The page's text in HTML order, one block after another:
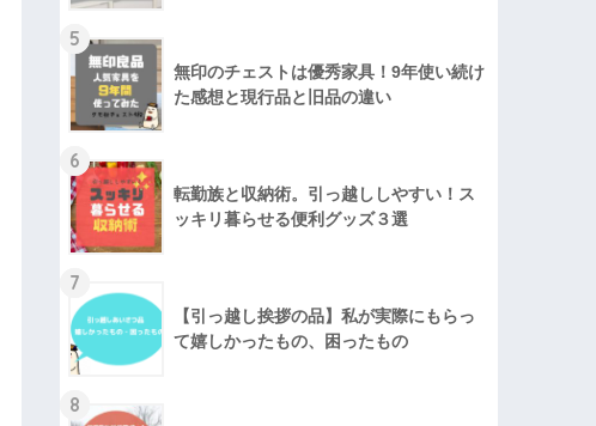
5
無印のチェストは優秀家具！9年使い続け
た感想と現行品と旧品の違い
6
転勤族と収納術。引っ越ししやすい！ス
ッキリ暮らせる便利グッズ３選
7
【引っ越し挨拶の品】私が実際にもらっ
て嬉しかったもの、困ったもの
8